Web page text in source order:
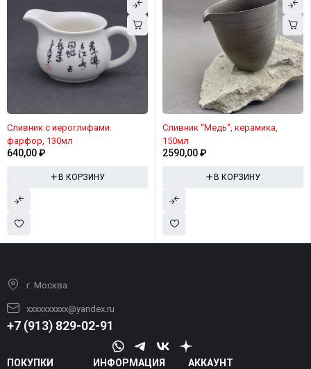
Сливник с иероглифами.
фарфор, 130мл
640,00₽
В КОРЗИНУ
Сливник "Медь", керамика,
150мл
2590,00₽
В КОРЗИНУ
г. Москва
xxxxxxxxxx@yandex.ru
+7 (913) 829-02-91
ПОКУПКИ ИНФОРМАЦИЯ АККАУНТ